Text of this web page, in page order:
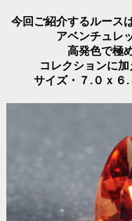
今回ご紹介するルース
アベンチュレ
高発色で極
コレクションに加
サイズ・７.０ｘ